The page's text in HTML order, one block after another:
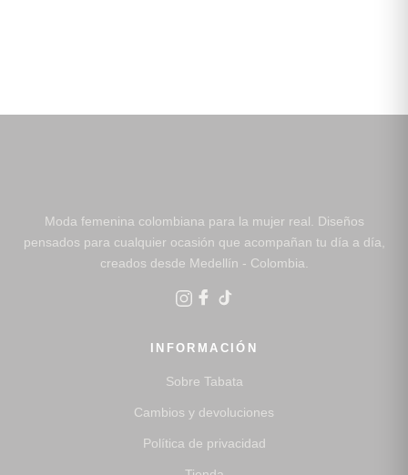
Moda femenina colombiana para la mujer real. Diseños
pensados para cualquier ocasión que acompañan tu día a día,
creados desde Medellín - Colombia.
INFORMACIÓN
Sobre Tabata
Cambios y devoluciones
Política de privacidad